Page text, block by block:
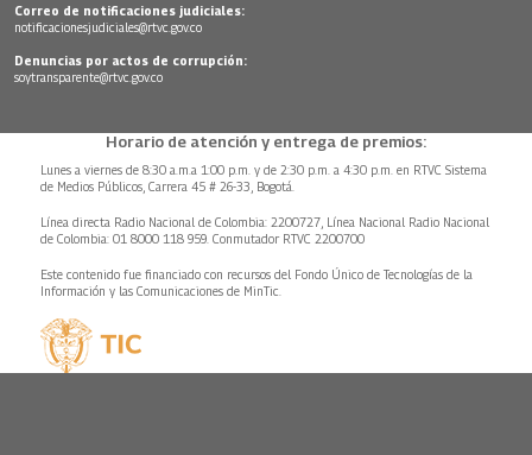
Correo de notificaciones judiciales:
notificacionesjudiciales@rtvc.gov.co
Denuncias por actos de corrupción:
soytransparente@rtvc.gov.co
Horario de atención y entrega de premios:
Lunes a viernes de 8:30 a.m.a 1:00 p.m. y de 2:30 p.m. a 4:30 p.m. en RTVC Sistema
de Medios Públicos, Carrera 45 # 26-33, Bogotá.
Línea directa Radio Nacional de Colombia: 2200727, Línea Nacional Radio Nacional
de Colombia: 01 8000 118 959. Conmutador RTVC 2200700
Este contenido fue financiado con recursos del Fondo Único de Tecnologías de la
Información y las Comunicaciones de MinTic.